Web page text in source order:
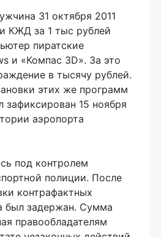
31 октября 2011
КЖД за 1 тыс рублей
пиратские
и «Компас 3D». За это
в тысячу рублей.
этих же программ
15 ноября
аэропорта
под контролем
полиции. После
контрафактных
был задержан. Сумма
правообладателям